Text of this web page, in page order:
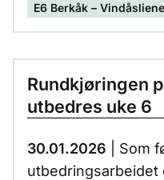
langs veilinja. Her
for 2026.
E6 Berkåk – Vindåsliene
Rundkjøringen
utbedres uke 6
30.01.2026 | Som
utbedringsarbeidet